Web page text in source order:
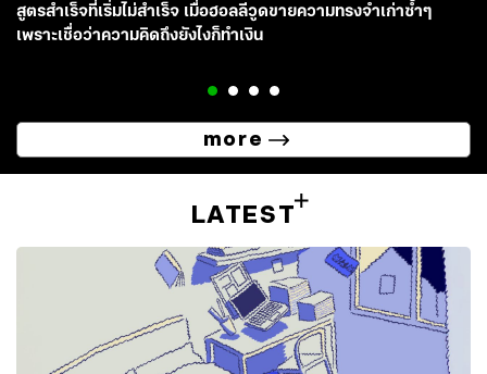
สูตรสำเร็จที่เริ่มไม่สำเร็จ เมื่อฮอลลีวูดขายความทรงจำเก่าซ้ำๆ
เพราะเชื่อว่าความคิดถึงยังไงก็ทำเงิน
more
LATEST